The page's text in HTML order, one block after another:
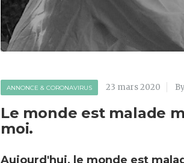
ANNONCE & CORONAVIRUS 23 mars 2020
Le monde est malade
moi.
Aujourd'hui, le monde est